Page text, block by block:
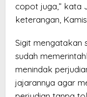
copot juga,” kata
keterangan,
Sigit mengatakan
sudah
menindak
jajarannya agar